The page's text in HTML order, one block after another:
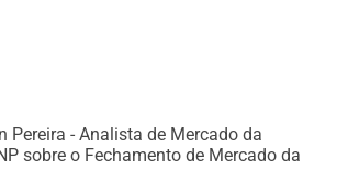
Pereira - Analista de Mercado da
sobre o Fechamento de Mercado da